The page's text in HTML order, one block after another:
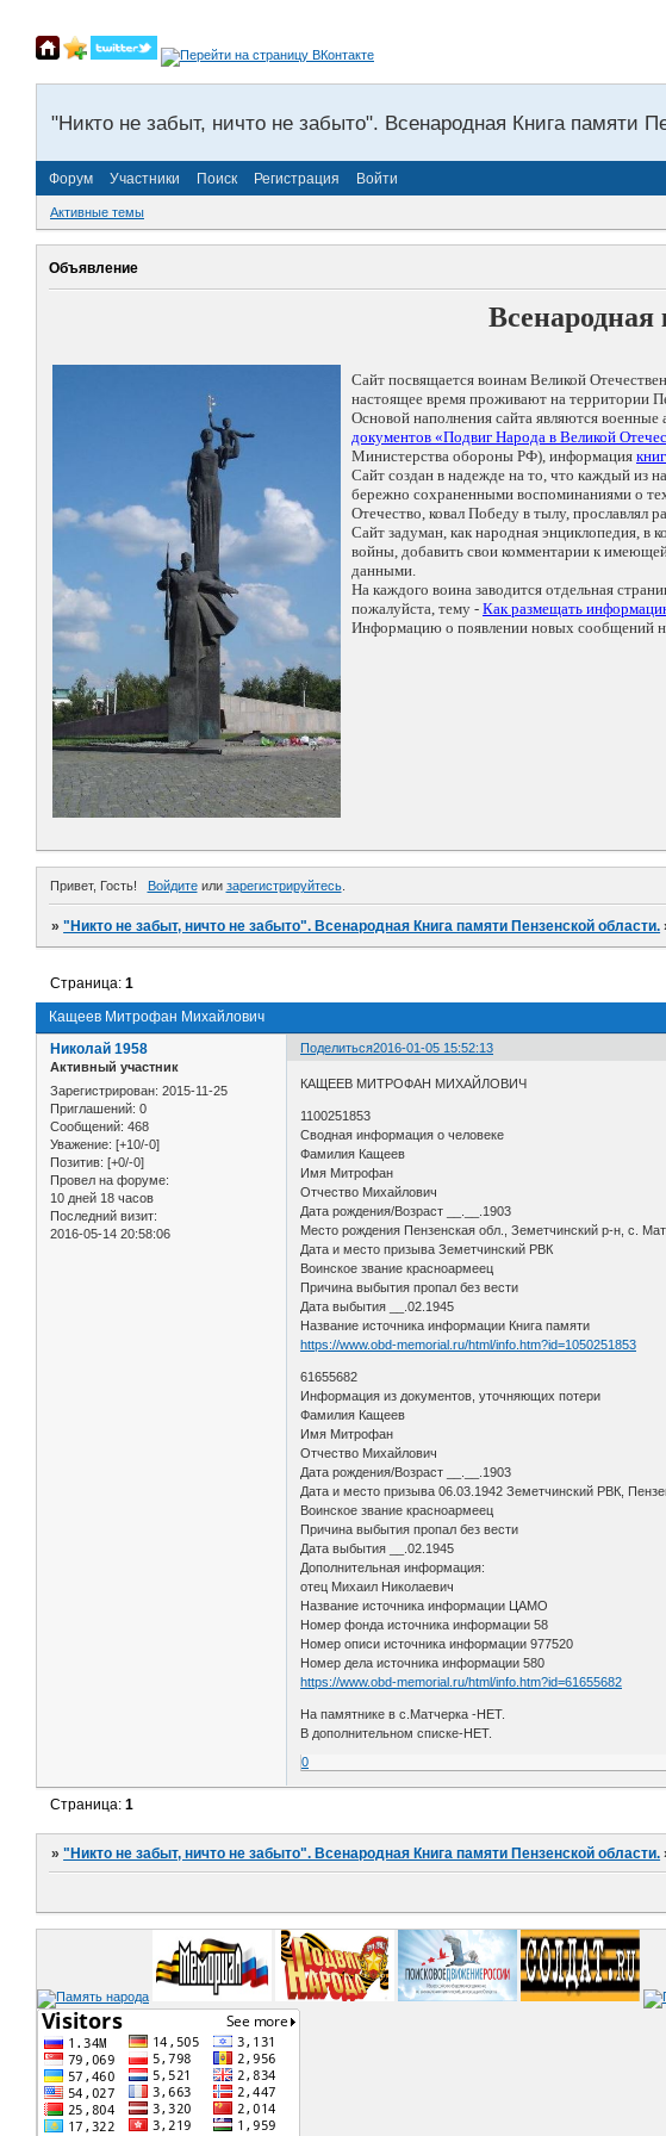
"Никто не забыт, ничто не забыто". Всенародная Книга памяти
Форум Участники Поиск Регистрация Войти
Активные темы
Объявление
Всенародная
Сайт посвящается воинам Великой
настоящее время проживают на территории
Основой наполнения сайта являются
документов «Подвиг Народа в Великой
Министерства обороны РФ), информация
Сайт создан в надежде на то, что каждый из
бережно сохраненными воспоминаниями о
Отечество, ковал Победу в тылу,
Сайт задуман, как народная энциклопедия,
войны, добавить свои комментарии к
данными.
На каждого воина заводится отдельная
пожалуйста, тему - Как размещать
Информацию о появлении новых сообщений
Привет, Гость! Войдитеили зарегистрируйтесь.
»"Никто не забыт, ничто не забыто". Всенародная Книга памяти Пензенской области.
Кащеев Митрофан Михайлович
Страница:1
Поделиться2016-01-05 15:52:13
Николай 1958
Активный участник
Зарегистрирован: 2015-11-25
Приглашений: 0
Сообщений: 468
Уважение: [+10/-0]
Позитив: [+0/-0]
Провел на форуме:
10 дней 18 часов
Последний визит:
2016-05-14 20:58:06
КАЩЕЕВ МИТРОФАН МИХАЙЛОВИЧ
1100251853
Сводная информация о человеке
Фамилия Кащеев
Имя Митрофан
Отчество Михайлович
Дата рождения/Возраст __.__.1903
Место рождения Пензенская обл., Земетчинский р-н, с.
Дата и место призыва Земетчинский РВК
Воинское звание красноармеец
Причина выбытия пропал без вести
Дата выбытия __.02.1945
Название источника информации Книга памяти
https://www.obd-memorial.ru/html/info.htm?id=1050251853
61655682
Информация из документов, уточняющих потери
Фамилия Кащеев
Имя Митрофан
Отчество Михайлович
Дата рождения/Возраст __.__.1903
Дата и место призыва 06.03.1942 Земетчинский РВК,
Воинское звание красноармеец
Причина выбытия пропал без вести
Дата выбытия __.02.1945
Дополнительная информация:
отец Михаил Николаевич
Название источника информации ЦАМО
Номер фонда источника информации 58
Номер описи источника информации 977520
Номер дела источника информации 580
https://www.obd-memorial.ru/html/info.htm?id=61655682
На памятнике в с.Матчерка -НЕТ.
В дополнительном списке-НЕТ.
0
Страница:1
»"Никто не забыт, ничто не забыто". Всенародная Книга памяти Пензенской области.